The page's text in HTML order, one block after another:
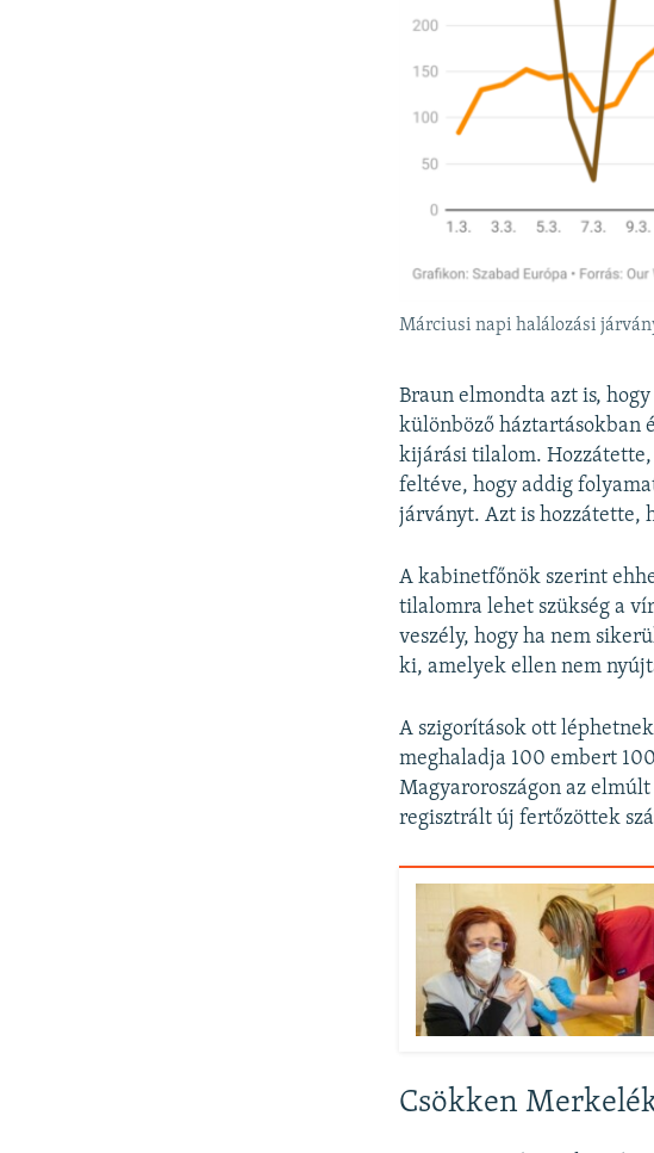
Márciusi napi halálozási
Braun elmondta azt is,
különböző háztartásokban
kijárási tilalom.
feltéve, hogy addig
járványt. Azt is hozzátette,
A kabinetfőnök szerint
tilalomra lehet szükség a
veszély, hogy ha nem
ki, amelyek ellen nem
A szigorítások ott
meghaladja 100 embert
Magyaroroszágon az
regisztrált új fertőzöttek
Csökken